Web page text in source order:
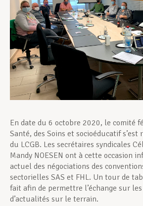
Devenir Membre
Actualités
En date du 6 octobre 2020, le comité
Santé, des Soins et socioéducatif
du LCGB. Les secrétaires syndicales
Mandy NOESEN ont à cette occasion
actuel des négociations des
sectorielles SAS et FHL. Un tour de
fait afin de permettre l’échange sur
d’actualités sur le terrain.